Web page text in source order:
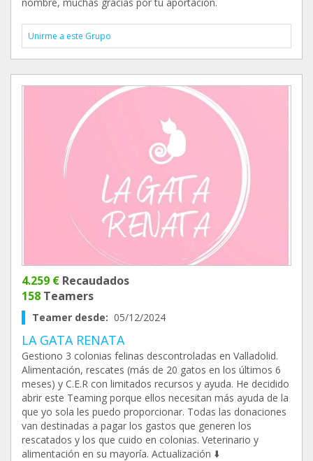
Unirme a este Grupo
4.259 € Recaudados
158 Teamers
Teamer desde: 05/12/2024
LA GATA RENATA
Gestiono 3 colonias felinas descontroladas en Valladolid.
Alimentación, rescates (más de 20 gatos en los últimos 6
meses) y C.E.R con limitados recursos y ayuda. He decidido
abrir este Teaming porque ellos necesitan más ayuda de la
que yo sola les puedo proporcionar. Todas las donaciones
van destinadas a pagar los gastos que generen los
rescatados y los que cuido en colonias. Veterinario y
alimentación en su mayoría. Actualización ⬇️